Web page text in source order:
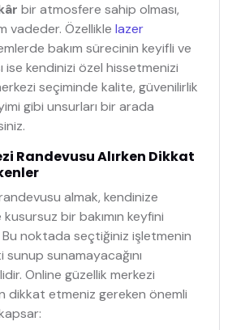
bir atmosfere sahip olması,
vadeder. Özellikle lazer
bakım sürecinin keyifli ve
ise kendinizi özel hissetmenizi
seçiminde kalite, güvenilirlik
gibi unsurları bir arada
Randevusu Alırken Dikkat
almak, kendinize
bir bakımın keyfini
Bu noktada seçtiğiniz işletmenin
sunamayacağını
Online güzellik merkezi
dikkat etmeniz gereken önemli